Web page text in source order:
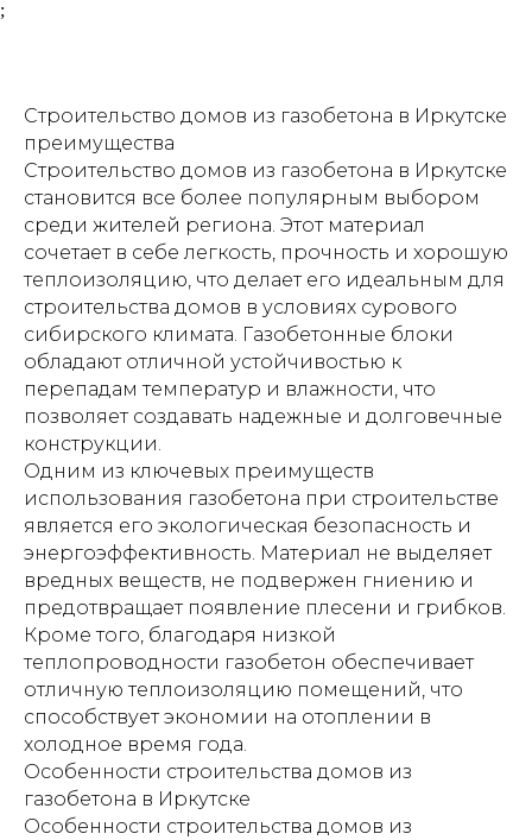
;
Строительство домов из газобетона в Иркутске
преимущества
Строительство домов из газобетона в Иркутске
становится все более популярным выбором
среди жителей региона. Этот материал
сочетает в себе легкость, прочность и хорошую
теплоизоляцию, что делает его идеальным для
строительства домов в условиях сурового
сибирского климата. Газобетонные блоки
обладают отличной устойчивостью к
перепадам температур и влажности, что
позволяет создавать надежные и долговечные
конструкции.
Одним из ключевых преимуществ
использования газобетона при строительстве
является его экологическая безопасность и
энергоэффективность. Материал не выделяет
вредных веществ, не подвержен гниению и
предотвращает появление плесени и грибков.
Кроме того, благодаря низкой
теплопроводности газобетон обеспечивает
отличную теплоизоляцию помещений, что
способствует экономии на отоплении в
холодное время года.
Особенности строительства домов из
газобетона в Иркутске
Особенности строительства домов из